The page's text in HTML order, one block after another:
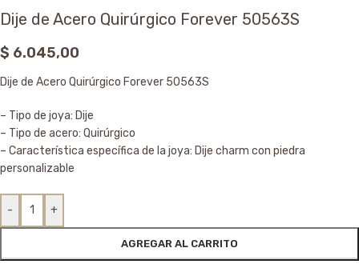
Dije de Acero Quirúrgico Forever 50563S
$ 6.045,00
Dije de Acero Quirúrgico Forever 50563S
– Tipo de joya: Dije
– Tipo de acero: Quirúrgico
– Característica específica de la joya: Dije charm con piedra
personalizable
- +
AGREGAR AL CARRITO